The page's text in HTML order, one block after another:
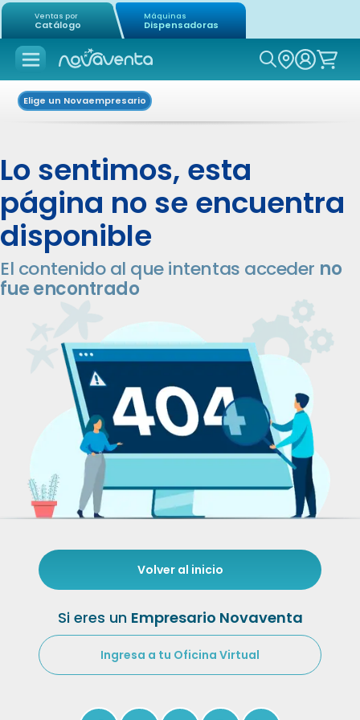
Ventas por
Catálogo
Máquinas
Dispensadoras
Icon of
Elige un Novaempresario
Lo sentimos, esta
página no se encuentra
disponible
El contenido al que intentas acceder no
fue encontrado
Volver al inicio
Si eres un Empresario Novaventa
Ingresa a tu Oficina Virtual